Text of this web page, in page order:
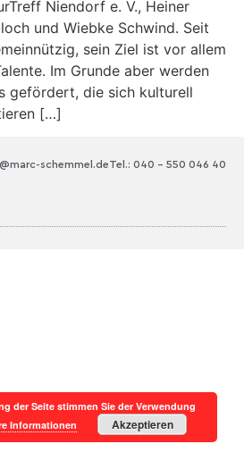
Niendorf e. V., Heiner
und Wiebke Schwind. Seit
sein Ziel ist vor allem
Im Grunde aber werden
gefördert, die sich kulturell
[…]
Tel.: 040 – 550 046 40
schemmel.de
der Seite stimmen Sie der Verwendung
Informationen Akzeptieren